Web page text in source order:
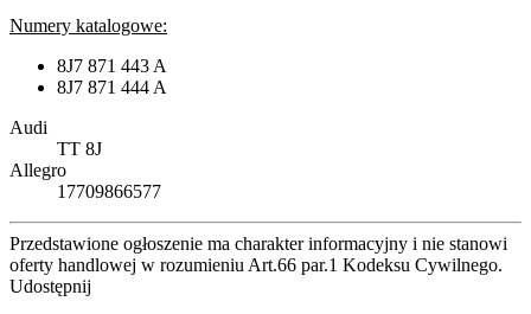
Numery katalogowe:
8J7 871 443 A
8J7 871 444 A
Audi
TT 8J
Allegro
17709866577
Przedstawione ogłoszenie ma charakter informacyjny i nie stanowi
oferty handlowej w rozumieniu Art.66 par.1 Kodeksu Cywilnego.
Udostępnij